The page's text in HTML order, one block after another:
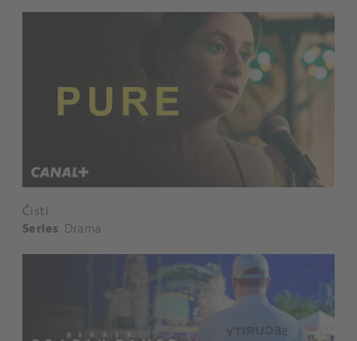
Čistí
Series Drama